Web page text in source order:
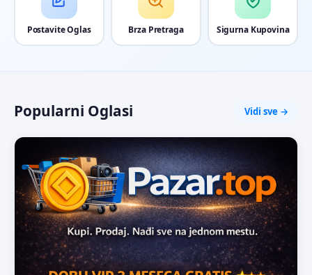
Postavite Oglas Brza Pretraga Sigurna Kupovina
Popularni Oglasi Vidi sve →